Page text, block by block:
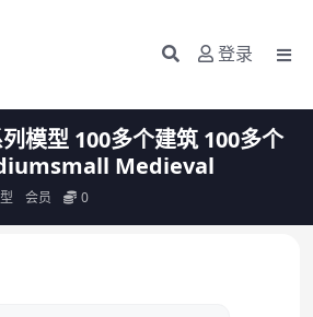
登录
模型 100多个建筑 100多个
Medieval
会员 0